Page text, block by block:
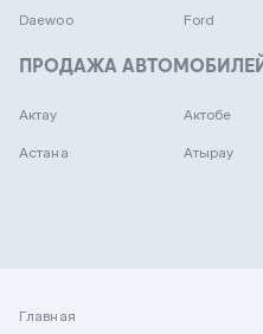
Daewoo Ford
ПРОДАЖА
Актау Актобе
Астана Атырау
Главная